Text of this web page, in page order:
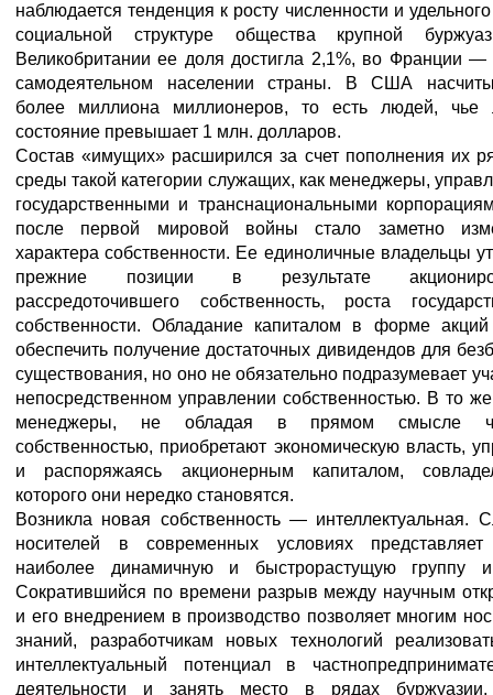
наблюдается тенденция к росту численности и
социальной структуре общества крупной
Великобритании ее доля достигла 2,1%, во Франции —
самодеятельном населении страны. В США
более миллиона миллионеров, то есть людей, чье
состояние превышает 1 млн. долларов.
Состав «имущих» расширился за счет пополнения их
среды такой категории служащих, как менеджеры,
государственными и транснациональными
после первой мировой войны стало заметно
характера собственности. Ее единоличные владельцы
прежние позиции в результате
рассредоточившего собственность, роста
собственности. Обладание капиталом в форме
обеспечить получение достаточных дивидендов для
существования, но оно не обязательно подразумевает
непосредственном управлении собственностью. В то
менеджеры, не обладая в прямом смысле
собственностью, приобретают экономическую власть,
и распоряжаясь акционерным капиталом,
которого они нередко становятся.
Возникла новая собственность — интеллектуальная.
носителей в современных условиях
наиболее динамичную и быстрорастущую группу
Сократившийся по времени разрыв между научным
и его внедрением в производство позволяет многим
знаний, разработчикам новых технологий
интеллектуальный потенциал в
деятельности и занять место в рядах